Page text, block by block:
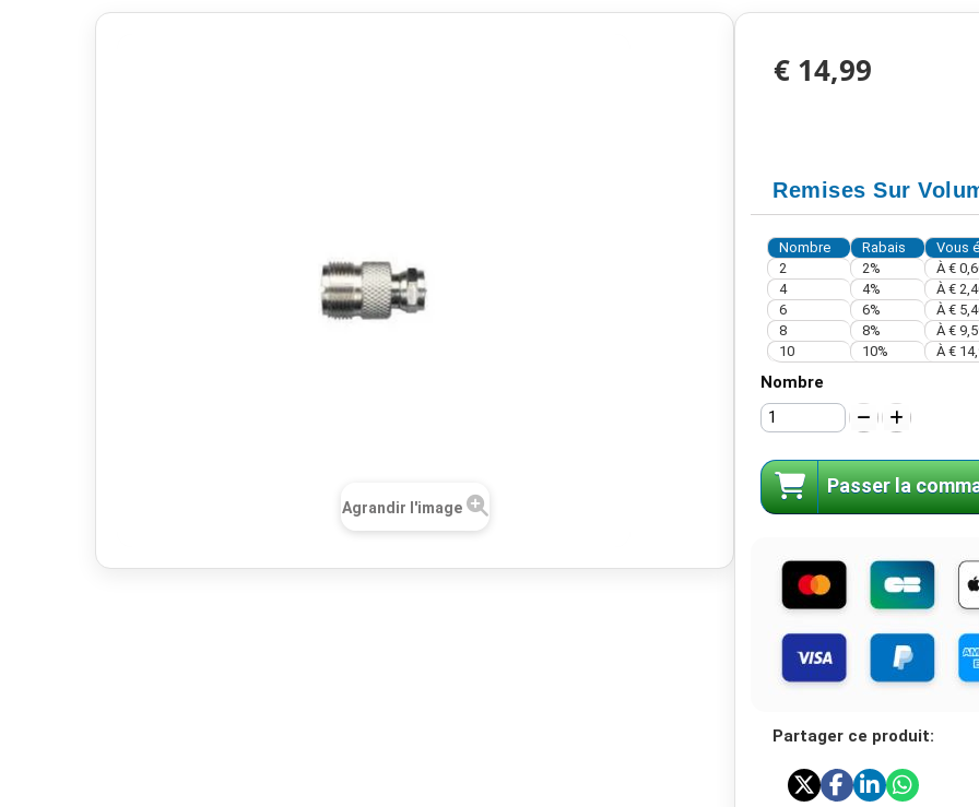
Agrandir l'image
€ 14,99
Remises Sur
Nombre Rabais
Vous
2
2% À €
4
4% À €
6
6% À €
8
8% À €
10
10% À €
Nombre
Passer la
Partager ce produit: